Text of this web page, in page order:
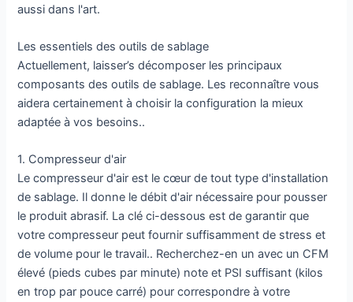
aussi dans l'art.
Les essentiels des outils de sablage
Actuellement, laisser’s décomposer les principaux
composants des outils de sablage. Les reconnaître vous
aidera certainement à choisir la configuration la mieux
adaptée à vos besoins..
1. Compresseur d'air
Le compresseur d'air est le cœur de tout type d'installation
de sablage. Il donne le débit d'air nécessaire pour pousser
le produit abrasif. La clé ci-dessous est de garantir que
votre compresseur peut fournir suffisamment de stress et
de volume pour le travail.. Recherchez-en un avec un CFM
élevé (pieds cubes par minute) note et PSI suffisant (kilos
en trop par pouce carré) pour correspondre à votre